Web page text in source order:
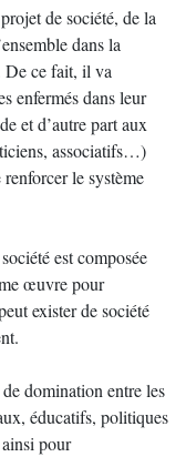
de société, de la
dans la
De ce fait, il va
enfermés dans leur
et d’autre part aux
associatifs…)
le système
est composée
œuvre pour
exister de société
domination entre les
éducatifs, politiques
pour